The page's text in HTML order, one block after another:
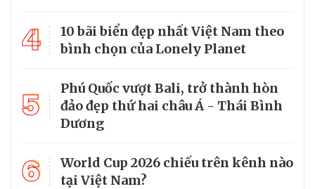
4
10 bãi biển đẹp nhất Việt Nam theo
bình chọn của Lonely Planet
5
Phú Quốc vượt Bali, trở thành hòn
đảo đẹp thứ hai châu Á - Thái Bình
Dương
6
World Cup 2026 chiếu trên kênh nào
tại Việt Nam?